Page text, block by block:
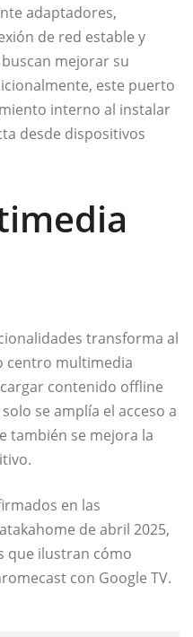
adaptadores,
de red estable y
mejorar su
este puerto
interno al instalar
desde dispositivos
transforma al
centro multimedia
contenido offline
se amplía el acceso a
también se mejora la
en las
de abril 2025,
que ilustran cómo
con Google TV.